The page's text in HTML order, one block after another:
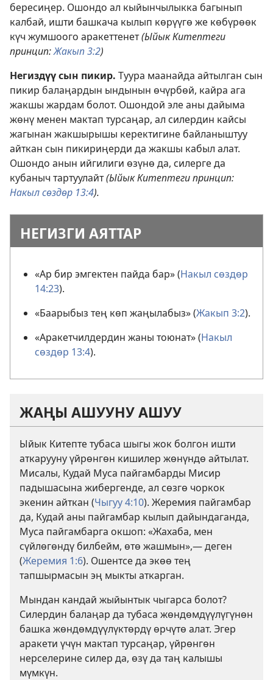
бересиңер. Ошондо ал кыйынчылыкка багынып
калбай, ишти башкача кылып көрүүгө же көбүрөөк
күч жумшоого аракеттенет(Ыйык Китептеги
принцип:Жакып 3:2)
Негиздүү сын пикир. Туура маанайда айтылган сын
пикир балаңардын ындынын өчүрбөй, кайра ага
жакшы жардам болот. Ошондой эле аны дайыма
жөнү менен мактап турсаңар, ал силердин кайсы
жагынан жакшырышы керектигине байланыштуу
айткан сын пикириңерди да жакшы кабыл алат.
Ошондо анын ийгилиги өзүнө да, силерге да
кубаныч тартуулайт(Ыйык Китептеги принцип:
Накыл сөздөр 13:4).
НЕГИЗГИ АЯТТАР
«Ар бир эмгектен пайда бар» (Накыл сөздөр
14:23).
«Баарыбыз тең көп жаңылабыз» (Жакып 3:2).
«Аракетчилдердин жаны тоюнат» (Накыл
сөздөр 13:4).
ЖАҢЫ АШУУНУ АШУУ
Ыйык Китепте тубаса шыгы жок болгон ишти
аткарууну үйрөнгөн кишилер жөнүндө айтылат.
Мисалы, Кудай Муса пайгамбарды Мисир
падышасына жибергенде, ал сөзгө чоркок
экенин айткан (Чыгуу 4:10). Жеремия пайгамбар
да, Кудай аны пайгамбар кылып дайындаганда,
Муса пайгамбарга окшоп: «Жахаба, мен
сүйлөгөндү билбейм, өтө жашмын»,— деген
(Жеремия 1:6). Ошентсе да экөө тең
тапшырмасын эң мыкты аткарган.
Мындан кандай жыйынтык чыгарса болот?
Силердин балаңар да тубаса жөндөмдүүлүгүнөн
башка жөндөмдүүлүктөрдү өрчүтө алат. Эгер
аракети үчүн мактап турсаңар, үйрөнгөн
нерселерине силер да, өзү да таң калышы
мүмкүн.